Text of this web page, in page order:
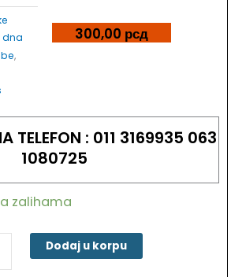
dna
,
300,00 рсд
TELEFON : 011 3169935 063
1080725
zalihama
Dodaj u korpu